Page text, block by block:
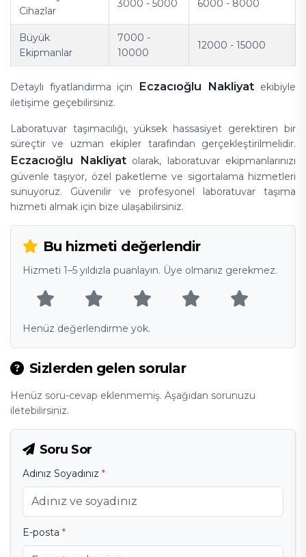
Cihazlar
3000 - 5000 6000 - 8000
Büyük
Ekipmanlar
7000 -
10000
12000 - 15000
Detaylı fiyatlandırma için Eczacıoğlu Nakliyat ekibiyle
iletişime geçebilirsiniz.
Laboratuvar taşımacılığı, yüksek hassasiyet gerektiren bir
süreçtir ve uzman ekipler tarafından gerçekleştirilmelidir.
Eczacıoğlu Nakliyatolarak, laboratuvar ekipmanlarınızı
güvenle taşıyor, özel paketleme ve sigortalama hizmetleri
sunuyoruz. Güvenilir ve profesyonel laboratuvar taşıma
hizmeti almak için bize ulaşabilirsiniz.
Bu hizmeti değerlendir
Hizmeti 1–5 yıldızla puanlayın. Üye olmanız gerekmez.
Henüz değerlendirme yok.
Sizlerden gelen sorular
Henüz soru-cevap eklenmemiş. Aşağıdan sorunuzu
iletebilirsiniz.
Soru Sor
Adınız Soyadınız *
E-posta *